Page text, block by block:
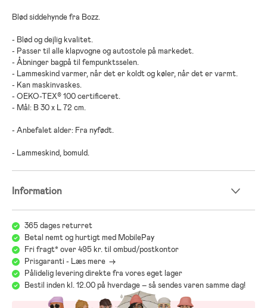
Blød siddehynde fra Bozz.
- Blød og dejlig kvalitet.
- Passer til alle klapvogne og autostole på markedet.
- Åbninger bagpå til fempunktsselen.
- Lammeskind varmer, når det er koldt og køler, når det er varmt.
- Kan maskinvaskes.
- OEKO-TEX® 100 certificeret.
- Mål: B 30 x L 72 cm.
- Anbefalet alder: Fra nyfødt.
- Lammeskind, bomuld.
Information
365 dages returret
Betal nemt og hurtigt med MobilePay
Fri fragt* over 495 kr. til ombud/postkontor
Prisgaranti - Læs mere ->
Pålidelig levering direkte fra vores eget lager
Bestil inden kl. 12.00 på hverdage – så sendes varen samme dag!